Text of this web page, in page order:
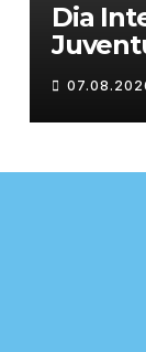
Dia
Chaves